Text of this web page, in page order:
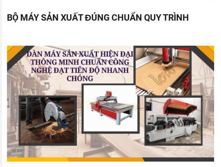
BỘ MÁY SẢN XUẤT ĐÚNG CHUẨN QUY TRÌNH